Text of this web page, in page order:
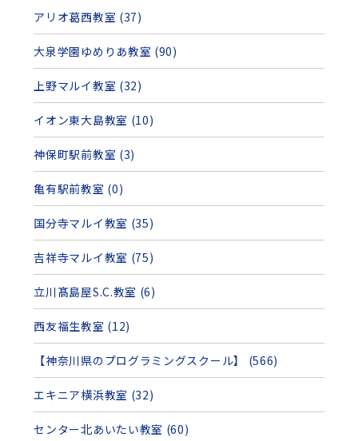
アリオ葛西教室 (37)
大泉学園ゆめりあ教室 (90)
上野マルイ教室 (32)
イオン東大島教室 (10)
神保町駅前教室 (3)
亀有駅前教室 (0)
国分寺マルイ教室 (35)
吉祥寺マルイ教室 (75)
立川髙島屋S.C.教室 (6)
西友福生教室 (12)
【神奈川県のプログラミングスクール】 (566)
エキニア横浜教室 (32)
センター北あいたい教室 (60)